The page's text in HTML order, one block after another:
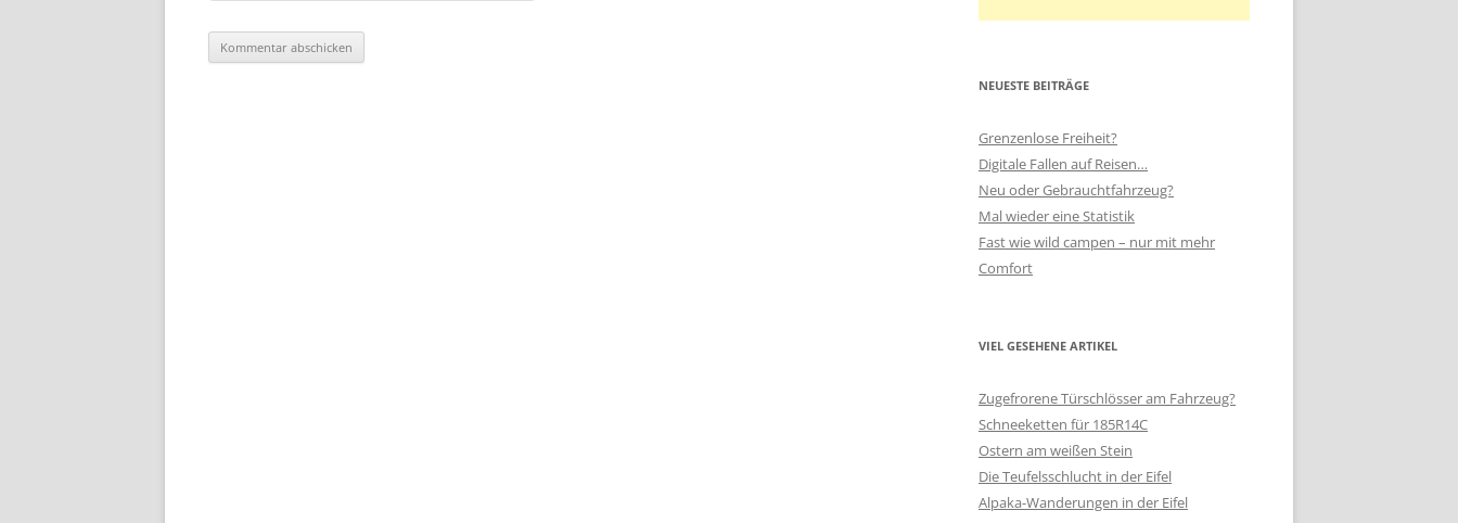
NEUESTE BEITRÄGE
Grenzenlose Freiheit?
Digitale Fallen auf Reisen…
Neu oder Gebrauchtfahrzeug?
Mal wieder eine Statistik
Fast wie wild campen – nur mit mehr
Comfort
VIEL GESEHENE ARTIKEL
Zugefrorene Türschlösser am Fahrzeug?
Schneeketten für 185R14C
Ostern am weißen Stein
Die Teufelsschlucht in der Eifel
Alpaka-Wanderungen in der Eifel